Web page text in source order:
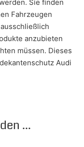
Sie finden
Fahrzeugen
anzubieten
müssen. Dieses
Audi
...